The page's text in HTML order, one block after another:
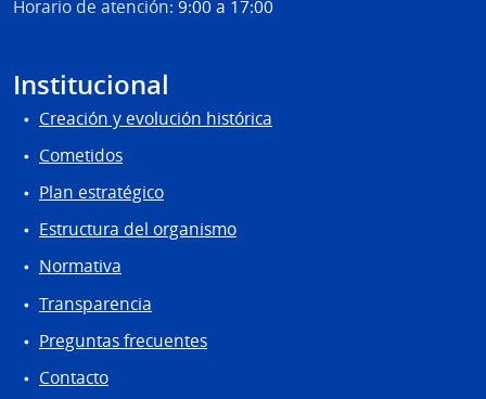
Horario de atención: 9:00 a 17:00
Institucional
Creación y evolución histórica
Cometidos
Plan estratégico
Estructura del organismo
Normativa
Transparencia
Preguntas frecuentes
Contacto